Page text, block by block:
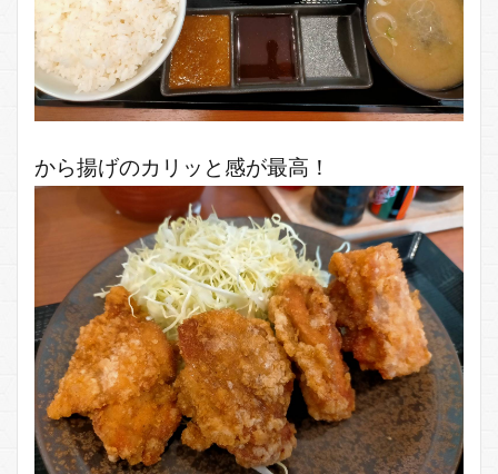
から揚げのカリッと感が最高！